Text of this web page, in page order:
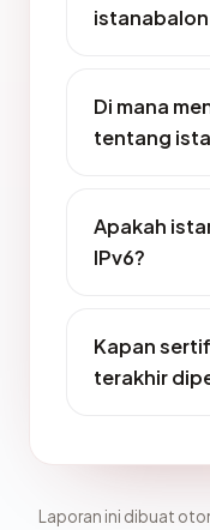
Di mana
tentang
Apakah
IPv6?
Kapan
terakhir
Laporan ini dibuat